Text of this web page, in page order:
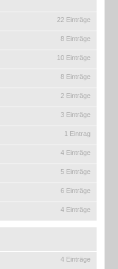
22 Einträge
8 Einträge
10 Einträge
8 Einträge
2 Einträge
3 Einträge
1 Eintrag
4 Einträge
5 Einträge
6 Einträge
4 Einträge
4 Einträge